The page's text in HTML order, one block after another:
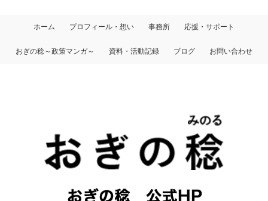
ホーム プロフィール・想い 事務所 応援・サポート
おぎの稔～政策マンガ～ 資料・活動記録 ブログ お問い合わせ